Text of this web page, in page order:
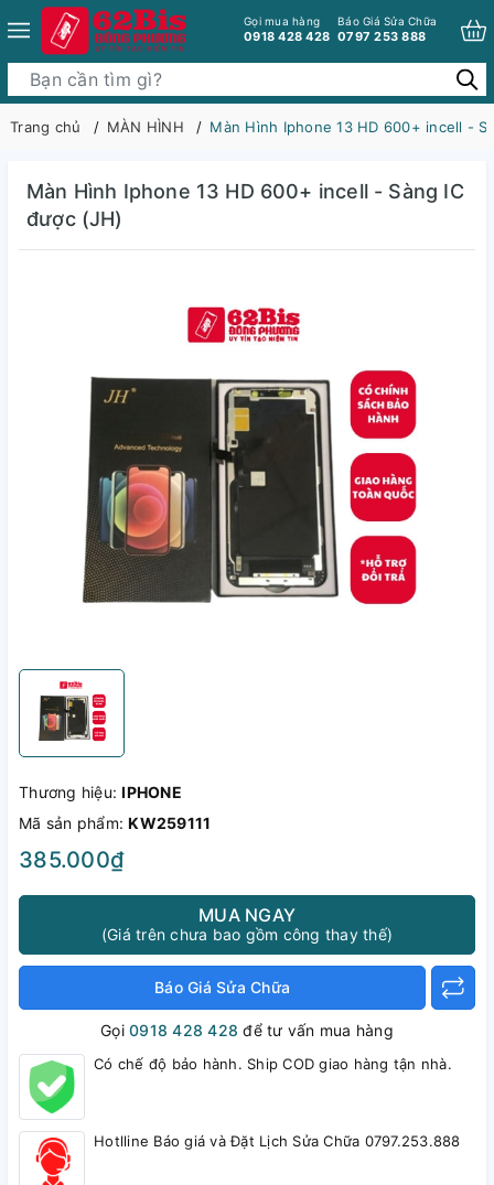
Gọi mua hàng
0918 428 428
Báo Giá Sửa Chữa
0797 253 888
Trang chủ MÀN HÌNH Màn Hình Iphone 13 HD 600+ incell -
Màn Hình Iphone 13 HD 600+ incell - Sàng IC
được (JH)
Thương hiệu:IPHONE
Mã sản phẩm:KW259111
385.000₫
MUA NGAY
(Giá trên chưa bao gồm công thay thế)
Báo Giá Sửa Chữa
Gọi0918 428 428 để tư vấn mua hàng
Có chế độ bảo hành. Ship COD giao hàng tận nhà.
Hotlline Báo giá và Đặt Lịch Sửa Chữa 0797.253.888